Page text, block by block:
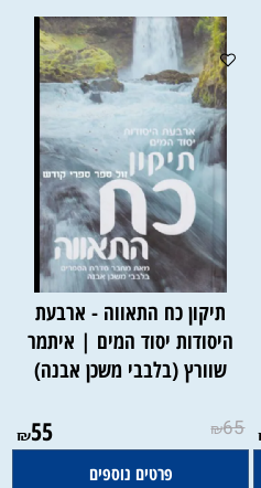
תיקון כח התאווה - ארבעת
היסודות יסוד המים | איתמר
שוורץ (בלבבי משכן אבנה)
₪65
₪55
פרטים נוספים